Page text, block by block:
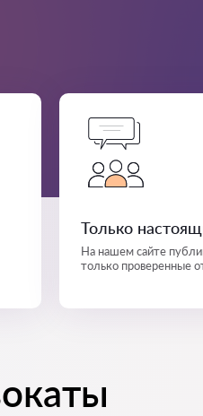
Только
На нашем сайте
только проверенные